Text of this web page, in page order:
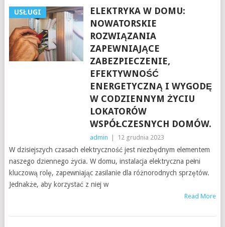
USŁUGI
ELEKTRYKA W DOMU:
NOWATORSKIE
ROZWIĄZANIA
ZAPEWNIAJĄCE
ZABEZPIECZENIE,
EFEKTYWNOŚĆ
ENERGETYCZNĄ I WYGODĘ
W CODZIENNYM ŻYCIU
LOKATORÓW
WSPÓŁCZESNYCH DOMÓW.
admin 12 grudnia 2023
W dzisiejszych czasach elektryczność jest niezbędnym elementem
naszego dziennego życia. W domu, instalacja elektryczna pełni
kluczową rolę, zapewniając zasilanie dla różnorodnych sprzętów.
Jednakże, aby korzystać z niej w
Read More